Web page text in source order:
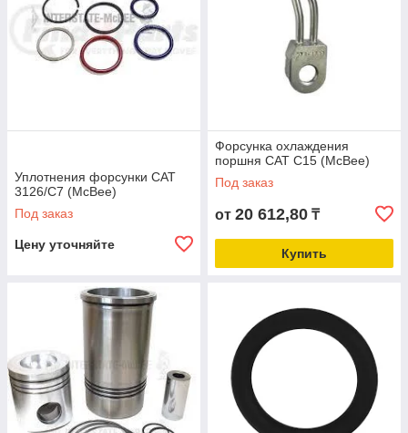
Уплотнения форсунки CAT
3126/C7 (McBee)
Под заказ
Цену уточняйте
Форсунка охлаждения
поршня CAT C15 (McBee)
Под заказ
от 20 612,80 ₸
Купить